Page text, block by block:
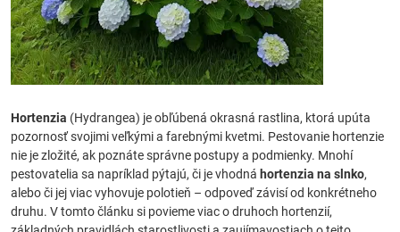
Hortenzia (Hydrangea) je obľúbená okrasná rastlina, ktorá upúta
pozornosť svojimi veľkými a farebnými kvetmi. Pestovanie hortenzie
nie je zložité, ak poznáte správne postupy a podmienky. Mnohí
pestovatelia sa napríklad pýtajú, či je vhodná hortenzia na slnko,
alebo či jej viac vyhovuje polotieň – odpoveď závisí od konkrétneho
druhu. V tomto článku si povieme viac o druhoch hortenzií,